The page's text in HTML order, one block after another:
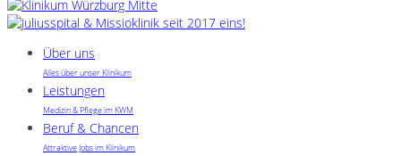
Über uns
Alles über unser Klinikum
Leistungen
Medizin & Pflege im KWM
Beruf & Chancen
Attraktive Jobs im Klinikum